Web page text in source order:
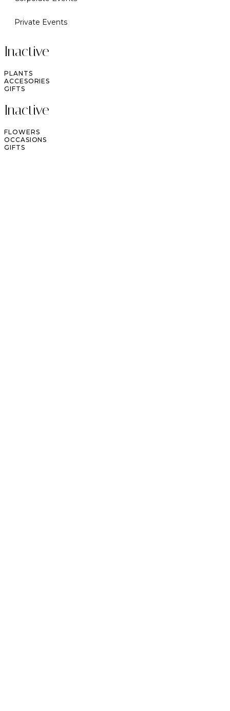
Private Events
Inactive
PLANTS
ACCESORIES
GIFTS
Inactive
FLOWERS
OCCASIONS
GIFTS